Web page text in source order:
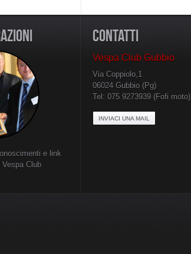
e link
Club
CONTATTI
Vespa Club Gubbio
Via Coppiolo,1
06024 Gubbio (Pg)
Tel: 075 9273939 (Fofi moto)
INVIACI UNA MAIL